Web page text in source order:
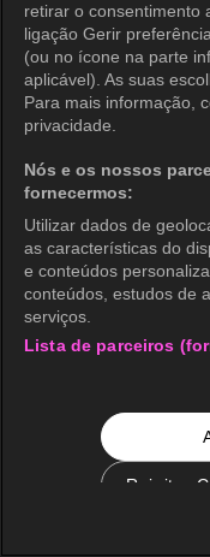
retirar o consentimento
ligação Gerir
(ou no ícone na parte
aplicável). As suas
Para mais informação,
privacidade.
Nós e os nossos
fornecermos:
Utilizar dados de
as características do
e conteúdos
conteúdos, estudos de
serviços.
Lista de parceiros
Rejeitar